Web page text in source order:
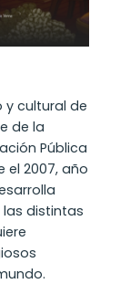
y cultural de
de la
Pública
el 2007, año
distintas